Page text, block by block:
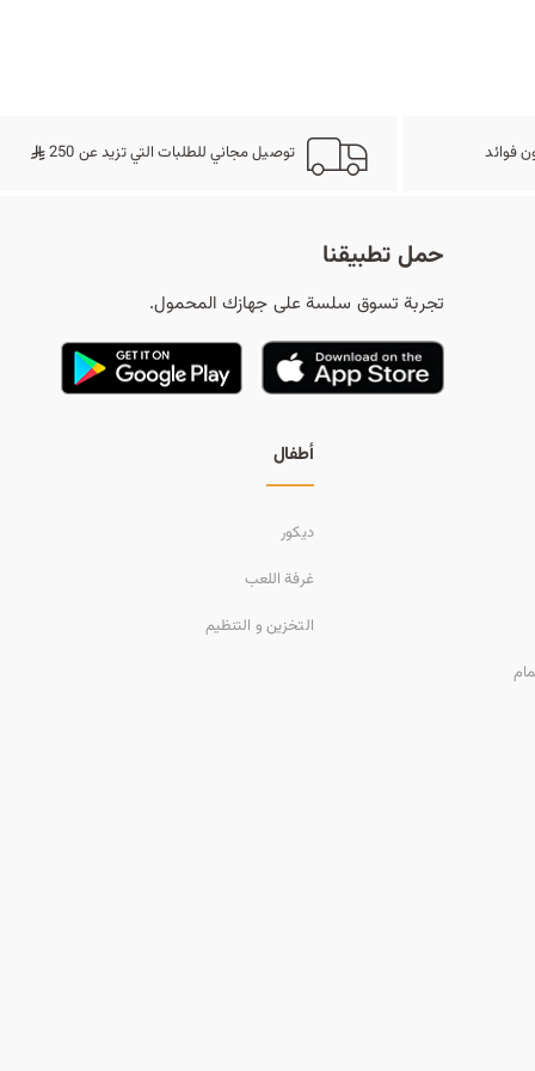
ث فوائد توصيل مجاني للطلبات التي تزيد عن 250
حمل تطبيقنا
تجربة تسوق سلسة على جهازك المحمول.
أطفال
ديكور
غرفة اللعب
التخزين و التنظيم